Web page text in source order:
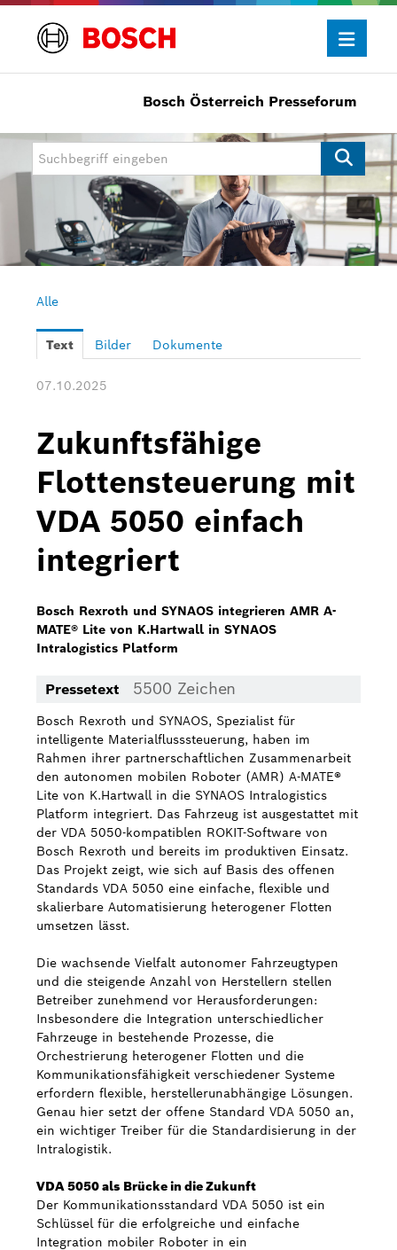
Presseinformationen
Allgemein/Wirtschaft
Bosch Innovationspreis
eBike Systems
Mobility
Power Tools
Buderus
Pressemappen
Hausgeräte
Downloads
Pressemappen
Fotos
Über uns
Bosch in Österreich
Karriere bei Bosch in Österreich
Bosch Weltweit
Kontakt
Bosch Österreich Presseforum
Alle
Text Bilder Dokumente
07.10.2025
Zukunftsfähige
Flottensteuerung mit
VDA 5050 einfach
integriert
Bosch Rexroth und SYNAOS integrieren AMR A-
MATE® Lite von K.Hartwall in SYNAOS
Intralogistics Platform
Pressetext 5500 Zeichen
Bosch Rexroth und SYNAOS, Spezialist für
intelligente Materialflusssteuerung, haben im
Rahmen ihrer partnerschaftlichen Zusammenarbeit
den autonomen mobilen Roboter (AMR) A-MATE®
Lite von K.Hartwall in die SYNAOS Intralogistics
Platform integriert. Das Fahrzeug ist ausgestattet mit
der VDA 5050-kompatiblen ROKIT-Software von
Bosch Rexroth und bereits im produktiven Einsatz.
Das Projekt zeigt, wie sich auf Basis des offenen
Standards VDA 5050 eine einfache, flexible und
skalierbare Automatisierung heterogener Flotten
umsetzen lässt.
Die wachsende Vielfalt autonomer Fahrzeugtypen
und die steigende Anzahl von Herstellern stellen
Betreiber zunehmend vor Herausforderungen:
Insbesondere die Integration unterschiedlicher
Fahrzeuge in bestehende Prozesse, die
Orchestrierung heterogener Flotten und die
Kommunikationsfähigkeit verschiedener Systeme
erfordern flexible, herstellerunabhängige Lösungen.
Genau hier setzt der offene Standard VDA 5050 an,
ein wichtiger Treiber für die Standardisierung in der
Intralogistik.
VDA 5050 als Brücke in die Zukunft
Der Kommunikationsstandard VDA 5050 ist ein
Schlüssel für die erfolgreiche und einfache
Integration mobiler Roboter in ein